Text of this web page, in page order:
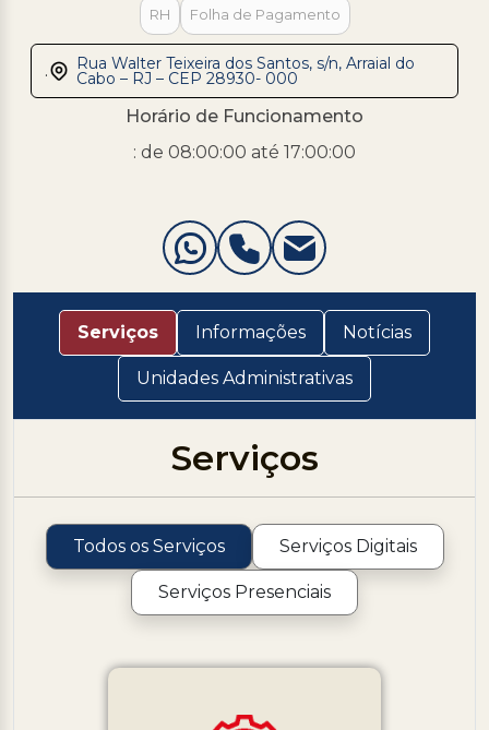
RH Folha de Pagamento
. Rua Walter Teixeira dos Santos, s/n, Arraial do
Cabo – RJ – CEP 28930- 000
Horário de Funcionamento
: de 08:00:00 até 17:00:00
Serviços Informações Notícias
Unidades Administrativas
Serviços
Todos os Serviços Serviços Digitais
Serviços Presenciais